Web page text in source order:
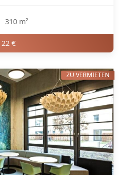
310 m²
22 €
ZU VERMIETEN